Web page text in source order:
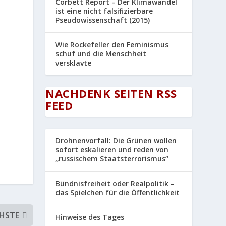
ist eine nicht falsifizierbare
Pseudowissenschaft (2015)
Wie Rockefeller den Feminismus
schuf und die Menschheit
versklavte
NACHDENK SEITEN RSS
FEED
Drohnenvorfall: Die Grünen wollen
sofort eskalieren und reden von
„russischem Staatsterrorismus“
Bündnisfreiheit oder Realpolitik –
das Spielchen für die Öffentlichkeit
Hinweise des Tages